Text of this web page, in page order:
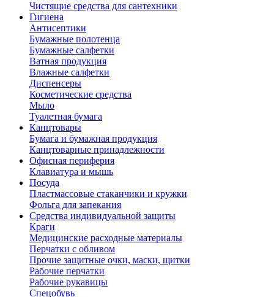
Чистящие средства для сантехники
Гигиена
Антисептики
Бумажные полотенца
Бумажные салфетки
Ватная продукция
Влажные салфетки
Диспенсеры
Косметические средства
Мыло
Туалетная бумага
Канцтовары
Бумага и бумажная продукция
Канцтоварные принадлежности
Офисная периферия
Клавиатура и мышь
Посуда
Пластмассовые стаканчики и кружки
Фольга для запекания
Средства индивидуальной защиты
Краги
Медицинские расходные материалы
Перчатки с обливом
Прочие защитные очки, маски, щитки
Рабочие перчатки
Рабочие рукавицы
Спецобувь